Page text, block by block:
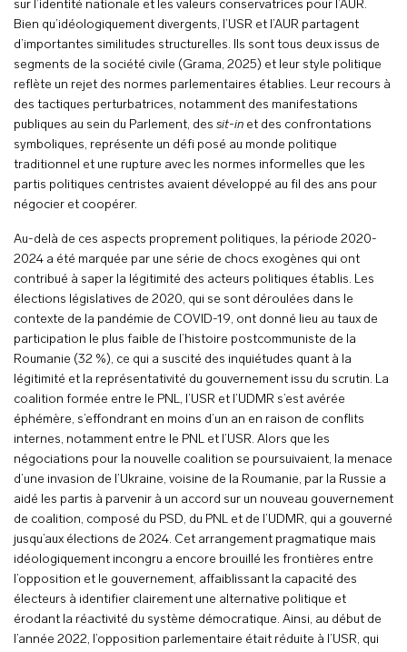
sur l’identité nationale et les valeurs conservatrices pour l’AUR.
Bien qu’idéologiquement divergents, l’USR et l’AUR partagent
d’importantes similitudes structurelles. Ils sont tous deux issus de
segments de la société civile (Grama, 2025) et leur style politique
reflète un rejet des normes parlementaires établies. Leur recours à
des tactiques perturbatrices, notamment des manifestations
publiques au sein du Parlement, des sit-in et des confrontations
symboliques, représente un défi posé au monde politique
traditionnel et une rupture avec les normes informelles que les
partis politiques centristes avaient développé au fil des ans pour
négocier et coopérer.
Au-delà de ces aspects proprement politiques, la période 2020-
2024 a été marquée par une série de chocs exogènes qui ont
contribué à saper la légitimité des acteurs politiques établis. Les
élections législatives de 2020, qui se sont déroulées dans le
contexte de la pandémie de COVID-19, ont donné lieu au taux de
participation le plus faible de l’histoire postcommuniste de la
Roumanie (32 %), ce qui a suscité des inquiétudes quant à la
légitimité et la représentativité du gouvernement issu du scrutin. La
coalition formée entre le PNL, l’USR et l’UDMR s’est avérée
éphémère, s’effondrant en moins d’un an en raison de conflits
internes, notamment entre le PNL et l’USR. Alors que les
négociations pour la nouvelle coalition se poursuivaient, la menace
d’une invasion de l’Ukraine, voisine de la Roumanie, par la Russie a
aidé les partis à parvenir à un accord sur un nouveau gouvernement
de coalition, composé du PSD, du PNL et de l’UDMR, qui a gouverné
jusqu’aux élections de 2024. Cet arrangement pragmatique mais
idéologiquement incongru a encore brouillé les frontières entre
l’opposition et le gouvernement, affaiblissant la capacité des
électeurs à identifier clairement une alternative politique et
érodant la réactivité du système démocratique. Ainsi, au début de
l’année 2022, l’opposition parlementaire était réduite à l’USR, qui